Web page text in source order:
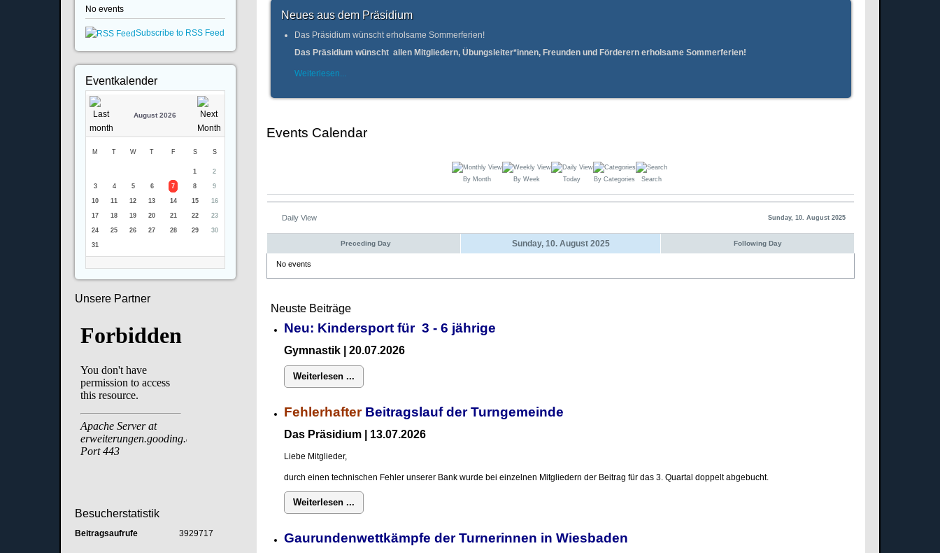
Neues aus dem Präsidium
Das Präsidium wünscht erholsame Sommerferien!
Das Präsidium wünscht allen Mitgliedern, Übungsleiter*innen, Freunden und Förderern erholsame Sommerferien!
Weiterlesen...
Events Calendar
By Month By Week Today By Categories Search
Daily View Sunday, 10. August 2025
Preceding Day Sunday, 10. August 2025 Following Day
No events
Neuste Beiträge
Neu: Kindersport für 3 - 6 jährige
Gymnastik | 20.07.2026
Weiterlesen ...
FehlerhafterBeitragslauf der Turngemeinde
Das Präsidium | 13.07.2026
Liebe Mitglieder,
durch einen technischen Fehler unserer Bank wurde bei einzelnen Mitgliedern der Beitrag für das 3. Quartal doppelt abgebucht.
Weiterlesen ...
Gaurundenwettkämpfe der Turnerinnen in Wiesbaden
No events
Subscribe to RSS Feed
Eventkalender
August 2026
M T W T F S S
1 2
3 4 5 6 7 8 9
10 11 12 13 14 15 16
17 18 19 20 21 22 23
24 25 26 27 28 29 30
31
Unsere Partner
Besucherstatistik
Beitragsaufrufe 3929717